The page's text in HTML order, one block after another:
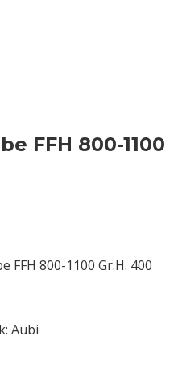
FFH 800-1100
800-1100 Gr.H. 400
Aubi